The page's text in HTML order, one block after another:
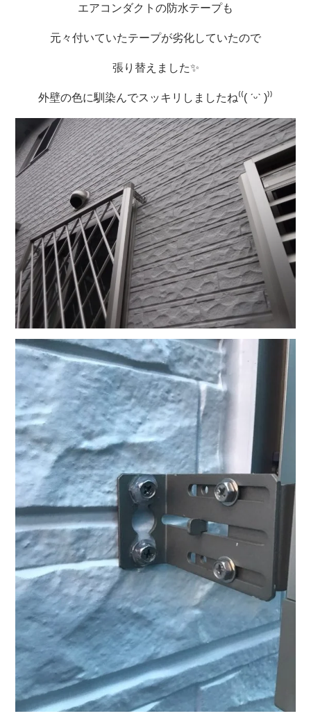
エアコンダクトの防水テープも
元々付いていたテープが劣化していたので
張り替えました✨
外壁の色に馴染んでスッキリしましたね⁽⁽( ˊᵕˋ )⁾⁾